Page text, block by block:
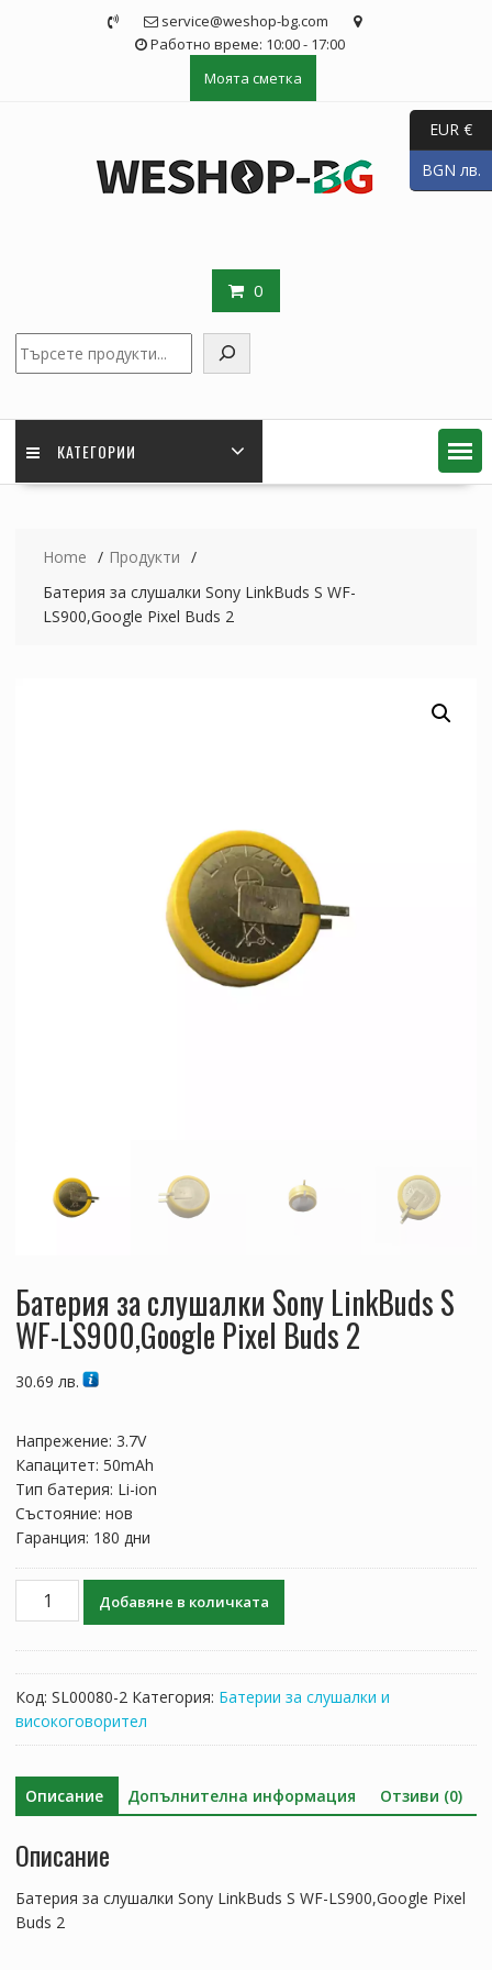
service@weshop-bg.com
Работно време: 10:00 - 17:00
Моята сметка
0
КАТЕГОРИИ
Home
Продукти
Батерия за слушалки Sony LinkBuds S WF-
LS900,Google Pixel Buds 2
Батерия за слушалки Sony LinkBuds S
WF-LS900,Google Pixel Buds 2
30.69 лв.
Напрежение: 3.7V
Капацитет: 50mAh
Тип батерия: Li-ion
Състояние: нов
Гаранция: 180 дни
количество
Sony
WF-
LS900,Google
Buds
Добавяне в количката
Код: SL00080-2 Категория: Батерии за слушалки и
високоговорител
Описание Допълнителна информация Отзиви (0)
Описание
Батерия за слушалки Sony LinkBuds S WF-LS900,Google Pixel
Buds 2
EUR €
BGN лв.